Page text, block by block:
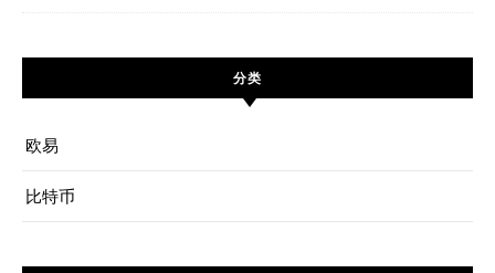
分类
欧易
比特币